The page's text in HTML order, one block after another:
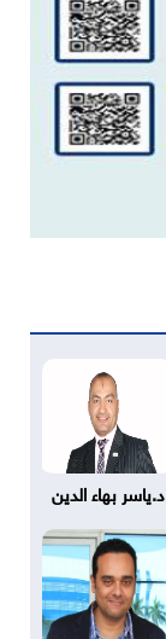
د.ياسر بهاء الدين